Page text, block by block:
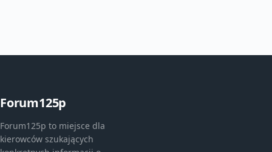
Forum125p
Forum125p to miejsce dla
kierowców szukających